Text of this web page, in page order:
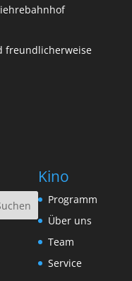
freundlicherweise
Kino
Programm
Über uns
Team
Service